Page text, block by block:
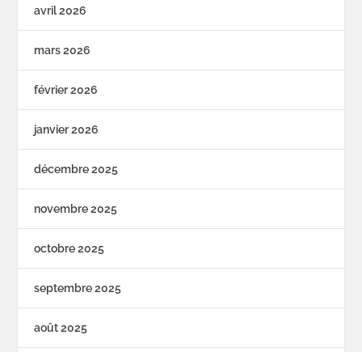
avril 2026
mars 2026
février 2026
janvier 2026
décembre 2025
novembre 2025
octobre 2025
septembre 2025
août 2025